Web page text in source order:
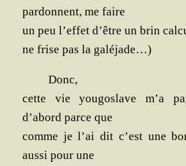
par­donnent, me faire
un peu l’effet d’être un brin
ne frise pas la galéjade…)
Donc,
cette vie you­go­slave m’a
d’abord parce que
comme je l’ai dit c’est une
aus­si pour une